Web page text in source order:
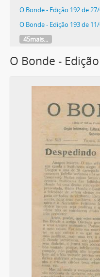
O Bonde - Edição 192 de
O Bonde - Edição 193 de
45mais...
O Bonde -